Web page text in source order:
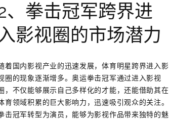
、拳击冠军跨界进
影视圈的市场潜力
着国内影视产业的迅速发展，体育明星跨界进入影
圈的现象逐渐增多。奥运拳击冠军通过进入影视
，不仅能够展示自己多样化的才能，还能借助其在
育领域积累的巨大影响力，迅速吸引观众的关注。
击冠军转型为演员，能够为影视作品带来独特的魅